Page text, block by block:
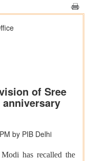
of Sree
by PIB Delhi
has recalled the